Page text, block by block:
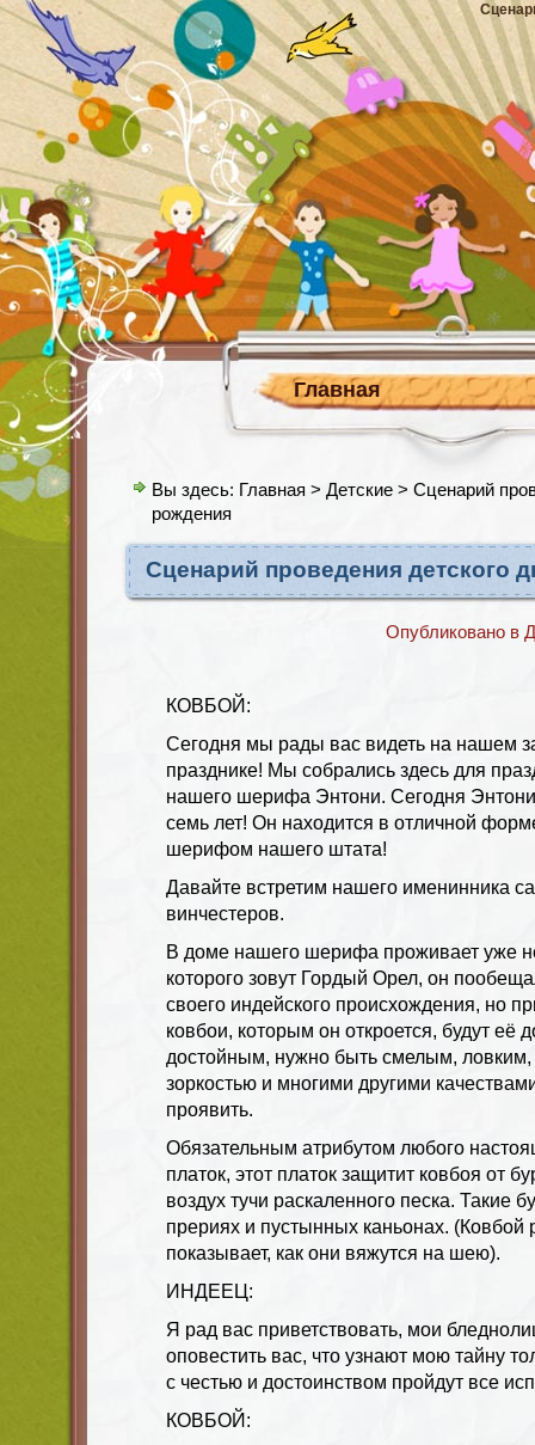
Главная
Вы здесь: Главная > Детские > Сценарий
рождения
Сценарий проведения детского
Опубликовано в
КОВБОЙ:
Сегодня мы рады вас видеть на нашем
празднике! Мы собрались здесь для
нашего шерифа Энтони. Сегодня
семь лет! Он находится в отличной
шерифом нашего штата!
Давайте встретим нашего именинника
винчестеров.
В доме нашего шерифа проживает уже
которого зовут Гордый Орел, он
своего индейского происхождения, но
ковбои, которым он откроется, будут её
достойным, нужно быть смелым,
зоркостью и многими другими
проявить.
Обязательным атрибутом любого
платок, этот платок защитит ковбоя от
воздух тучи раскаленного песка. Такие
прериях и пустынных каньонах. (Ковбой
показывает, как они вяжутся на шею).
ИНДЕЕЦ:
Я рад вас приветствовать, мои
оповестить вас, что узнают мою тайну
с честью и достоинством пройдут все
КОВБОЙ: